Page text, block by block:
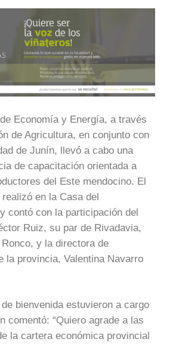
Economía y Energía, a través
de Agricultura, en conjunto con
de Junín, llevó a cabo una
de capacitación orientada a
del Este mendocino. El
en la Casa del
contó con la participación del
Ruiz, su par de Rivadavia,
y la directora de
la provincia, Valentina Navarro
bienvenida estuvieron a cargo
comentó: “Quiero agrade a las
la cartera económica provincial